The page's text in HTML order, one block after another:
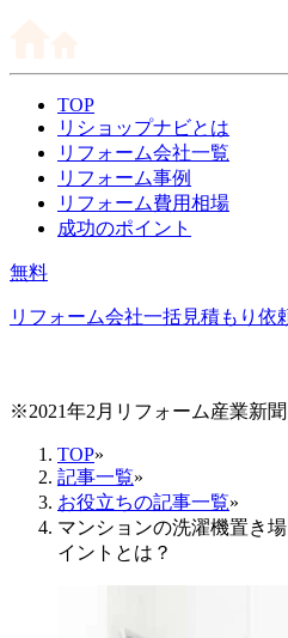
TOP
リショップナビとは
リフォーム会社一覧
リフォーム事例
リフォーム費用相場
成功のポイント
無料
リフォーム会社一括見積もり依
※2021年2月リフォーム産業新聞
TOP»
記事一覧»
お役立ちの記事一覧»
マンションの洗濯機置き
イントとは？